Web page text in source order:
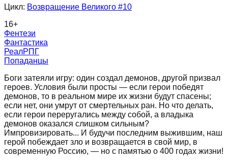
Цикл: Возвращение Великого #10
16+
Фентези
Фантастика
РеалРПГ
Попаданцы
Боги затеяли игру: один создал демонов, другой призвал
героев. Условия были просты — если герои победят
демонов, то в реальном мире их жизни будут спасены;
если нет, они умрут от смертельных ран. Но что делать,
если герои переругались между собой, а владыка
демонов оказался слишком сильным?
Импровизировать... И будучи последним выжившим, наш
герой побеждает зло и возвращается в свой мир, в
современную Россию, — но с памятью о 400 годах жизни!